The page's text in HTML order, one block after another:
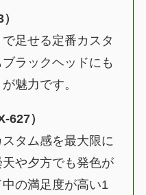
足せる定番カスタ
ラックヘッドにも
魅力です。
627）
タム感を最大限に
や夕方でも発色が
の満足度が高い1